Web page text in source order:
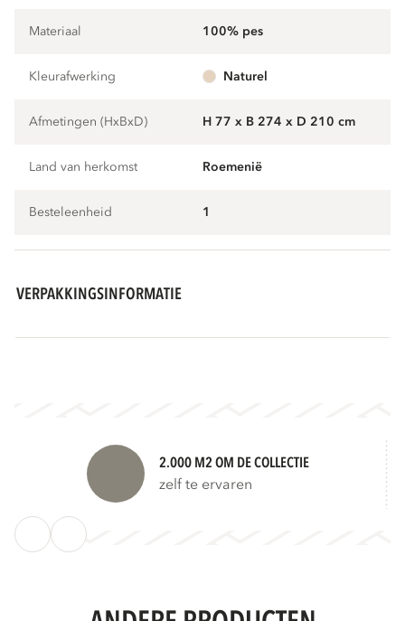
Materiaal 100% pes
Kleurafwerking naturel
Afmetingen (HxBxD) H 77 x B 274 x D 210 cm
Land van herkomst Roemenië
Besteleenheid 1
VERPAKKINGSINFORMATIE
2.000 M2 OM DE COLLECTIE
zelf te ervaren